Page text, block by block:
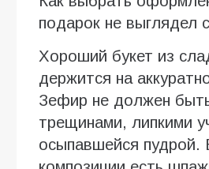
подарок не выглядел
Хороший букет из
держится на
Зефир не должен
трещинами, липкими
осыпавшейся пудрой.